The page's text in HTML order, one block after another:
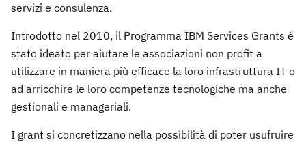
servizi e consulenza.
Introdotto nel 2010, il Programma IBM Services Grants è
stato ideato per aiutare le associazioni non profit a
utilizzare in maniera più efficace la loro infrastruttura IT o
ad arricchire le loro competenze tecnologiche ma anche
gestionali e manageriali.
I grant si concretizzano nella possibilità di poter usufruire